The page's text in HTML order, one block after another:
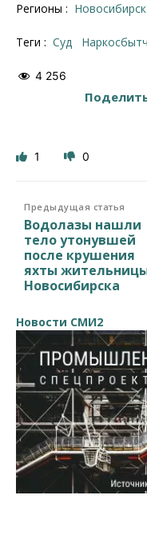
Регионы : Новосибирск
Теги : суд
4 256
1 0
Предыдущая статья
Водолазы нашли
тело утонувшей
после крушения
яхты
Новосибирска
Новости СМИ2